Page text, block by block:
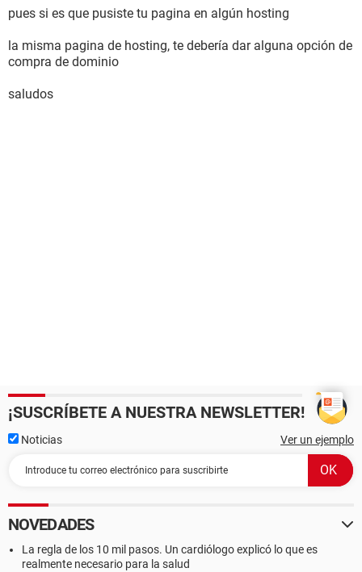
pues si es que pusiste tu pagina en algún hosting
la misma pagina de hosting, te debería dar alguna opción de
compra de dominio
saludos
¡SUSCRÍBETE A NUESTRA NEWSLETTER!
Noticias Ver un ejemplo
NOVEDADES
La regla de los 10 mil pasos. Un cardiólogo explicó lo que es
realmente necesario para la salud